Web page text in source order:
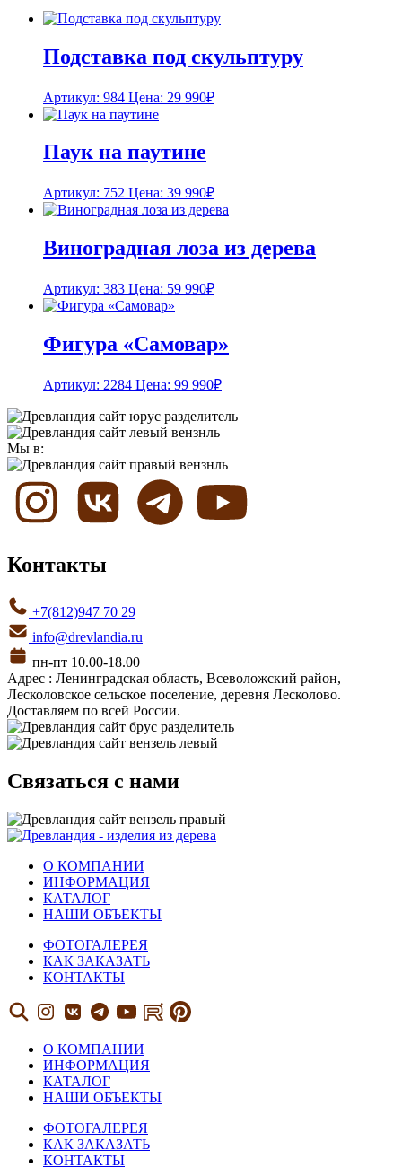
Подставка под скульптуру
Артикул: 984 Цена: 29 990₽
Паук на паутине
Артикул: 752 Цена: 39 990₽
Виноградная лоза из дерева
Артикул: 383 Цена: 59 990₽
Фигура «Самовар»
Артикул: 2284 Цена: 99 990₽
Мы в:
Контакты
+7(812)947 70 29
info@drevlandia.ru
пн-пт 10.00-18.00
Адрес : Ленинградская область, Всеволожский район,
Лесколовское сельское поселение, деревня Лесколово.
Доставляем по всей России.
Связаться с нами
О КОМПАНИИ
ИНФОРМАЦИЯ
КАТАЛОГ
НАШИ ОБЪЕКТЫ
ФОТОГАЛЕРЕЯ
КАК ЗАКАЗАТЬ
КОНТАКТЫ
О КОМПАНИИ
ИНФОРМАЦИЯ
КАТАЛОГ
НАШИ ОБЪЕКТЫ
ФОТОГАЛЕРЕЯ
КАК ЗАКАЗАТЬ
КОНТАКТЫ